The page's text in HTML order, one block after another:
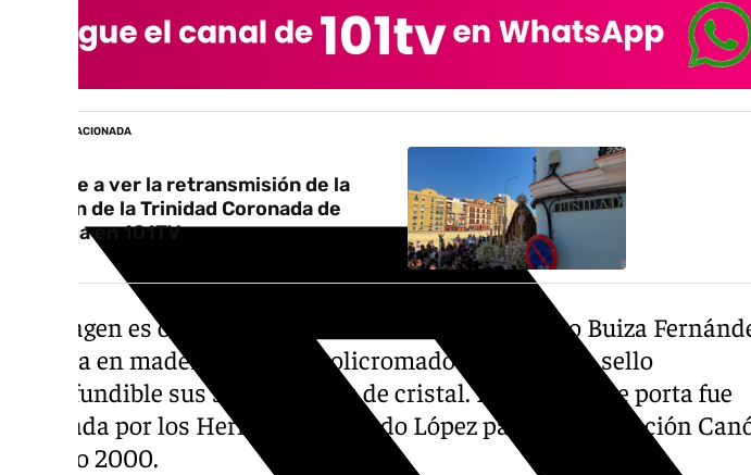
X-
NOTICIA RELACIONADA
Vuelve a ver la retransmisión de la
Virgen de la Trinidad Coronada de
Málaga en 101TV
La imagen es obra del imaginero sevillano Francisco Buiza
Tallada en madera de cedro policromado y lleva como sello
inconfundible sus seis lágrimas de cristal. La corona que porta fue
diseñada por los Hermanos Delgado López para la Coronación
del año 2000.